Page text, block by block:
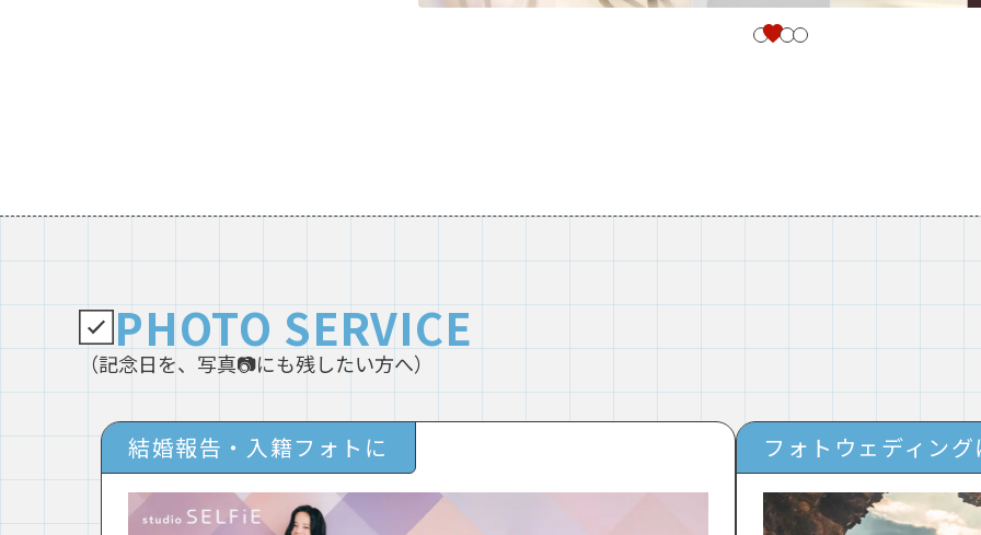
PHOTO SERVICE
（記念日を、写真📷にも残したい方へ）
結婚報告・入籍フォトに フォトウェディン